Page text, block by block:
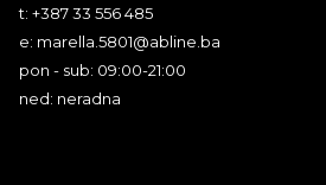
t: +387 33 556 485
e: marella.5801@abline.ba
pon - sub: 09:00-21:00
ned: neradna